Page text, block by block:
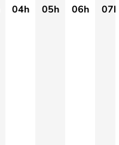
04h 05h 06h
07h